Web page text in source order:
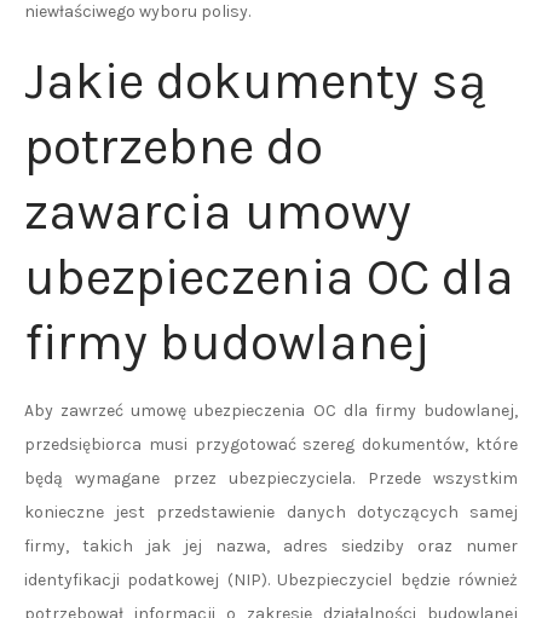
niewłaściwego wyboru polisy.
Jakie dokumenty są
potrzebne do
zawarcia umowy
ubezpieczenia OC dla
firmy budowlanej
Aby zawrzeć umowę ubezpieczenia OC dla firmy budowlanej,
przedsiębiorca musi przygotować szereg dokumentów, które
będą wymagane przez ubezpieczyciela. Przede wszystkim
konieczne jest przedstawienie danych dotyczących samej
firmy, takich jak jej nazwa, adres siedziby oraz numer
identyfikacji podatkowej (NIP). Ubezpieczyciel będzie również
potrzebował informacji o zakresie działalności budowlanej